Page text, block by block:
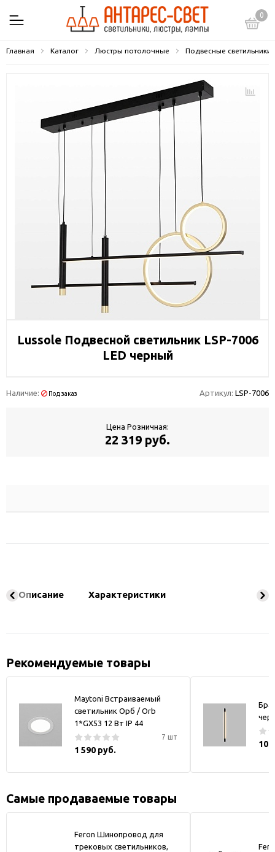
0
Главная Каталог Люстры потолочные Подвесные светильники
Lussole Подвесной светильник LSP-7006
LED черный
Наличие: Под заказ Артикул: LSP-7006
Цена Розничная:
22 319 руб.
Описание Характеристики
Рекомендуемые товары
Maytoni Встраиваемый
светильник Орб / Orb
1*GX53 12 Вт IP 44
7 шт
1 590 руб.
Бра
10
Самые продаваемые товары
Feron Шинопровод для
трековых светильников,